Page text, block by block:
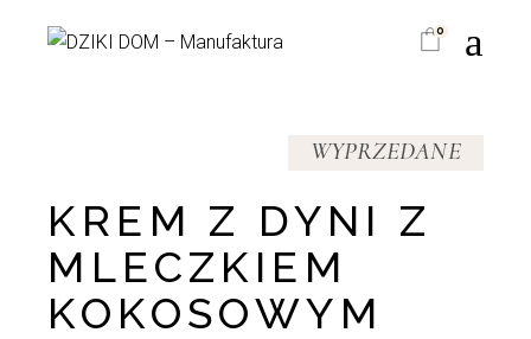
0
WYPRZEDANE
KREM Z DYNI Z
MLECZKIEM
KOKOSOWYM